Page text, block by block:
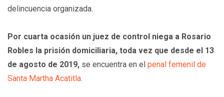
delincuencia organizada.
Por cuarta ocasión un juez de control niega a Rosario
Robles la prisión domiciliaria, toda vez que desde el 13
de agosto de 2019, se encuentra en el penal femenil de
Santa Martha Acatitla.